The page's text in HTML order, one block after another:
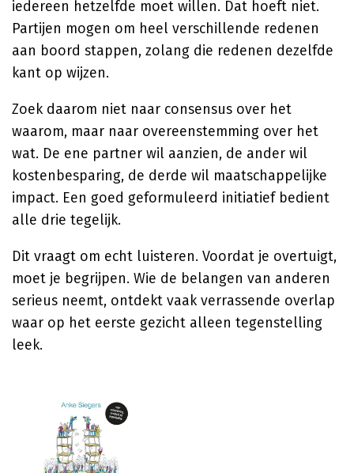
iedereen hetzelfde moet willen. Dat hoeft niet.
Partijen mogen om heel verschillende redenen
aan boord stappen, zolang die redenen dezelfde
kant op wijzen.
Zoek daarom niet naar consensus over het
waarom, maar naar overeenstemming over het
wat. De ene partner wil aanzien, de ander wil
kostenbesparing, de derde wil maatschappelijke
impact. Een goed geformuleerd initiatief bedient
alle drie tegelijk.
Dit vraagt om echt luisteren. Voordat je overtuigt,
moet je begrijpen. Wie de belangen van anderen
serieus neemt, ontdekt vaak verrassende overlap
waar op het eerste gezicht alleen tegenstelling
leek.